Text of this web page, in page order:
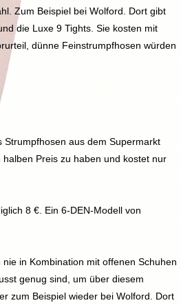
Zum Beispiel bei Wolford. Dort gibt
die Luxe 9 Tights. Sie kosten mit
dünne Feinstrumpfhosen würden
Strumpfhosen aus dem Supermarkt
Preis zu haben und kostet nur
8 €. Ein 6-DEN-Modell von
in Kombination mit offenen Schuhen
genug sind, um über diesem
zum Beispiel wieder bei Wolford. Dort